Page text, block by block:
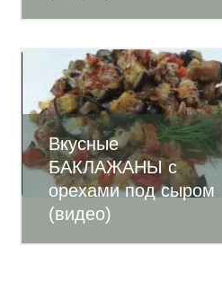
Вкусные
БАКЛАЖАНЫ с
орехами под сыром
(видео)